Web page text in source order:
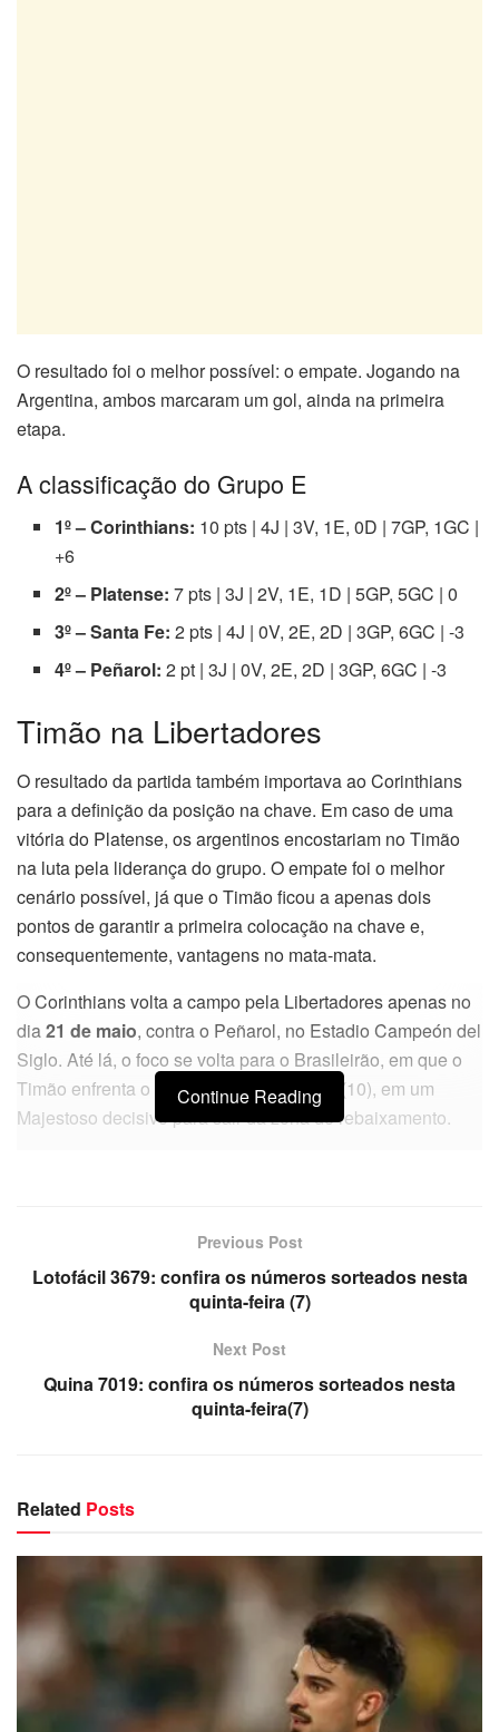
O resultado foi o melhor possível: o empate. Jogando na
Argentina, ambos marcaram um gol, ainda na primeira
etapa.
A classificação do Grupo E
1º – Corinthians: 10 pts | 4J | 3V, 1E, 0D | 7GP, 1GC |
+6
2º – Platense: 7 pts | 3J | 2V, 1E, 1D | 5GP, 5GC | 0
3º – Santa Fe: 2 pts | 4J | 0V, 2E, 2D | 3GP, 6GC | -3
4º – Peñarol: 2 pt | 3J | 0V, 2E, 2D | 3GP, 6GC | -3
Timão na Libertadores
O resultado da partida também importava ao Corinthians
para a definição da posição na chave. Em caso de uma
vitória do Platense, os argentinos encostariam no Timão
na luta pela liderança do grupo. O empate foi o melhor
cenário possível, já que o Timão ficou a apenas dois
pontos de garantir a primeira colocação na chave e,
consequentemente, vantagens no mata-mata.
O Corinthians volta a campo pela Libertadores apenas no
dia 21 de maio, contra o Peñarol, no Estadio Campeón del
Siglo. Até lá, o foco se volta para o Brasileirão, em que o
Timão enfrenta o São Paulo no domingo (10), em um
Majestoso decisivo para sair da zona de rebaixamento.
Continue Reading
Previous Post
Lotofácil 3679: confira os números sorteados nesta
quinta-feira (7)
Next Post
Quina 7019: confira os números sorteados nesta
quinta-feira(7)
Related Posts